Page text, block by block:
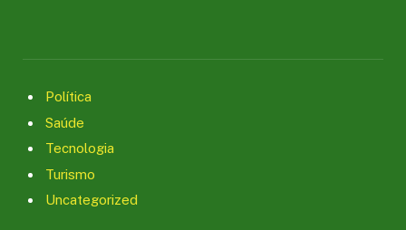
Política
Saúde
Tecnologia
Turismo
Uncategorized